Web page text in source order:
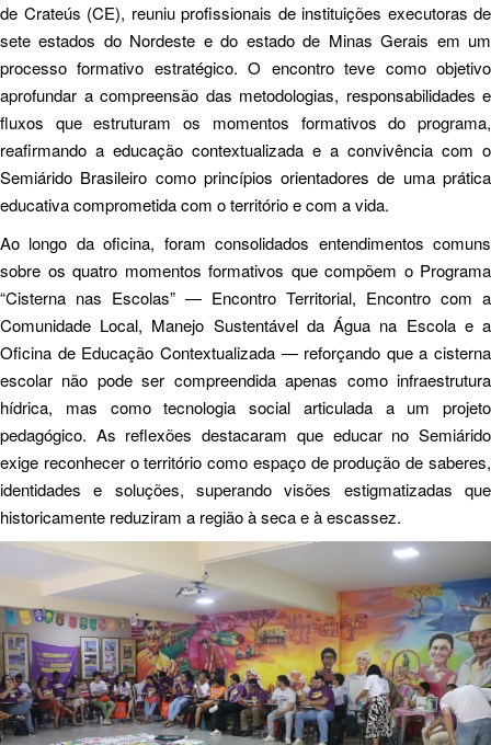
de Crateús (CE), reuniu profissionais de instituições executoras de
sete estados do Nordeste e do estado de Minas Gerais em um
processo formativo estratégico. O encontro teve como objetivo
aprofundar a compreensão das metodologias, responsabilidades e
fluxos que estruturam os momentos formativos do programa,
reafirmando a educação contextualizada e a convivência com o
Semiárido Brasileiro como princípios orientadores de uma prática
educativa comprometida com o território e com a vida.
Ao longo da oficina, foram consolidados entendimentos comuns
sobre os quatro momentos formativos que compõem o Programa
“Cisterna nas Escolas” — Encontro Territorial, Encontro com a
Comunidade Local, Manejo Sustentável da Água na Escola e a
Oficina de Educação Contextualizada — reforçando que a cisterna
escolar não pode ser compreendida apenas como infraestrutura
hídrica, mas como tecnologia social articulada a um projeto
pedagógico. As reflexões destacaram que educar no Semiárido
exige reconhecer o território como espaço de produção de saberes,
identidades e soluções, superando visões estigmatizadas que
historicamente reduziram a região à seca e à escassez.